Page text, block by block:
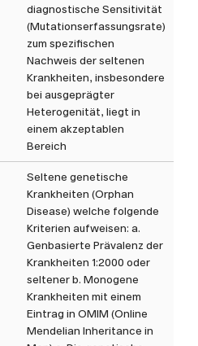
diagnostische Sensitivität
(Mutationserfassungsrate)
zum spezifischen
Nachweis der seltenen
Krankheiten, insbesondere
bei ausgeprägter
Heterogenität, liegt in
einem akzeptablen
Bereich
Seltene genetische
Krankheiten (Orphan
Disease) welche folgende
Kriterien aufweisen: a.
Genbasierte Prävalenz der
Krankheiten 1:2000 oder
seltener b. Monogene
Krankheiten mit einem
Eintrag in OMIM (Online
Mendelian Inheritance in